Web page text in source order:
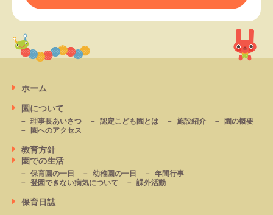
ホーム
園について
理事長あいさつ 認定こども園とは 施設紹介
園の概要
園へのアクセス
教育方針
園での生活
保育園の一日 幼稚園の一日
年間行事
登園できない病気について
課外活動
保育日誌